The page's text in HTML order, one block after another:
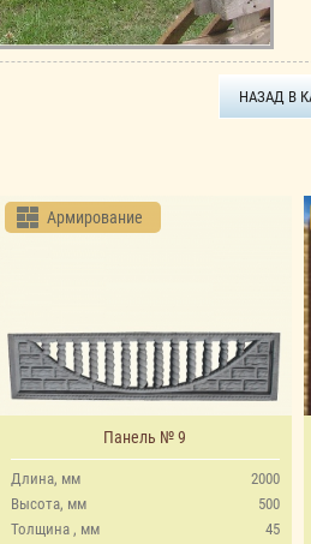
НАЗАД В
Армирование
Панель № 9
2000
Длина, мм
500
Высота, мм
45
Толщина , мм